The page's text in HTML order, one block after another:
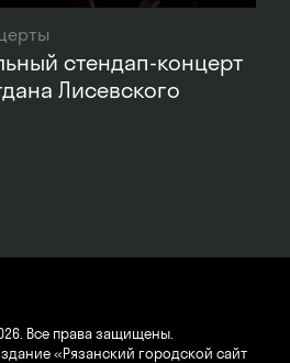
стендап-концерт
Лисевского
Все права защищены.
«Рязанский городской сайт